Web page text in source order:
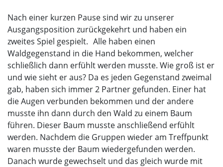
Nach einer kurzen Pause sind wir zu unserer
Ausgangsposition zurückgekehrt und haben ein
zweites Spiel gespielt. Alle haben einen
Waldgegenstand in die Hand bekommen, welcher
schließlich dann erfühlt werden musste. Wie groß ist er
und wie sieht er aus? Da es jeden Gegenstand zweimal
gab, haben sich immer 2 Partner gefunden. Einer hat
die Augen verbunden bekommen und der andere
musste ihn dann durch den Wald zu einem Baum
führen. Dieser Baum musste anschließend erfühlt
werden. Nachdem die Gruppen wieder am Treffpunkt
waren musste der Baum wiedergefunden werden.
Danach wurde gewechselt und das gleich wurde mit